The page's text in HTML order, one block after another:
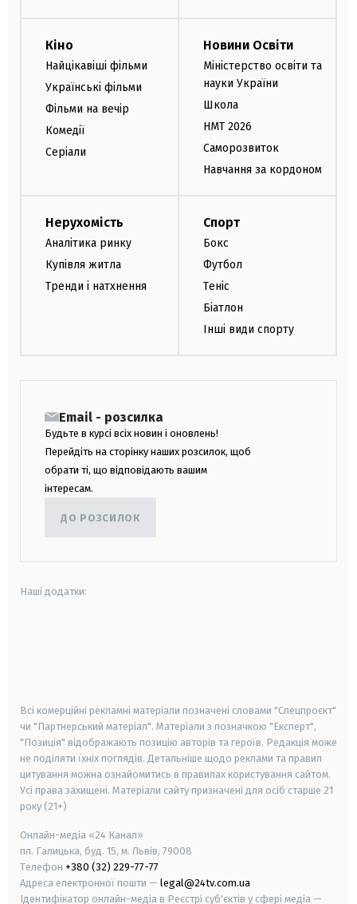
Кіно
Найцікавіші фільми
Українські фільми
Фільми на вечір
Комедії
Серіали
Новини Освіти
Міністерство освіти та
науки України
Школа
НМТ 2026
Саморозвиток
Навчання за кордоном
Нерухомість
Аналітика ринку
Купівля житла
Тренди і натхнення
Спорт
Бокс
Футбол
Теніс
Біатлон
Інші види спорту
Email - розсилка
Будьте в курсі всіх новин і оновлень!
Перейдіть на сторінку наших розсилок, щоб
обрати ті, що відповідають вашим
інтересам.
ДО РОЗСИЛОК
Наші додатки:
Всі комерційні рекламні матеріали позначені словами "Спецпроєкт"
чи "Партнерський матеріал". Матеріали з позначкою "Експерт",
"Позиція" відображають позицію авторів та героїв. Редакція може
не поділяти їхніх поглядів. Детальніше щодо реклами та правил
цитування можна ознайомитись в правилах користування сайтом.
Усі права захищені. Матеріали сайту призначені для осіб старше 21
року (21+)
Онлайн-медіа «24 Канал»
пл. Галицька, буд. 15, м. Львів, 79008
Телефон +380 (32) 229-77-77
Адреса електронної пошти — legal@24tv.com.ua
Ідентифікатор онлайн-медіа в Реєстрі суб'єктів у сфері медіа —